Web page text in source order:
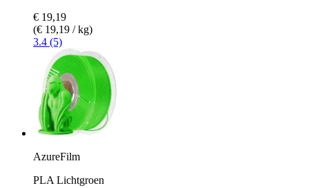
€ 19,19
(€ 19,19 / kg)
3.4 (5)
AzureFilm
PLA Lichtgroen